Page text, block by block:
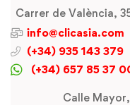
Carrer de València,
info@clicasia.com
(+34) 935 143 379
(+34) 657 85 37
Calle